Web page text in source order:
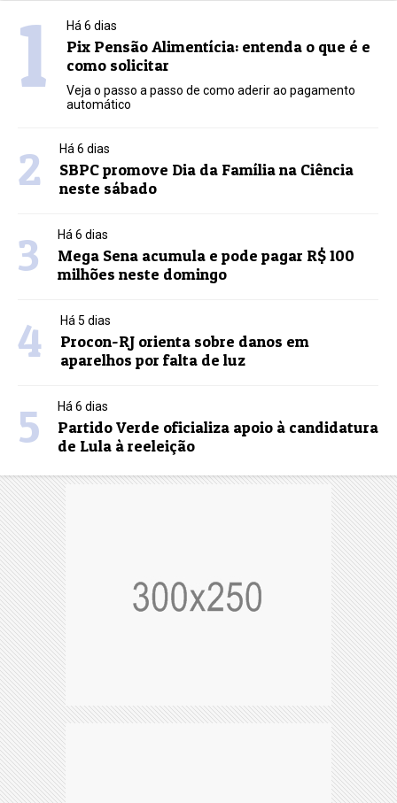
1 Há 6 dias
Pix Pensão Alimentícia: entenda o que é e
como solicitar
Veja o passo a passo de como aderir ao pagamento
automático
2 Há 6 dias
SBPC promove Dia da Família na Ciência
neste sábado
3 Há 6 dias
Mega Sena acumula e pode pagar R$ 100
milhões neste domingo
4 Há 5 dias
Procon-RJ orienta sobre danos em
aparelhos por falta de luz
5 Há 6 dias
Partido Verde oficializa apoio à candidatura
de Lula à reeleição